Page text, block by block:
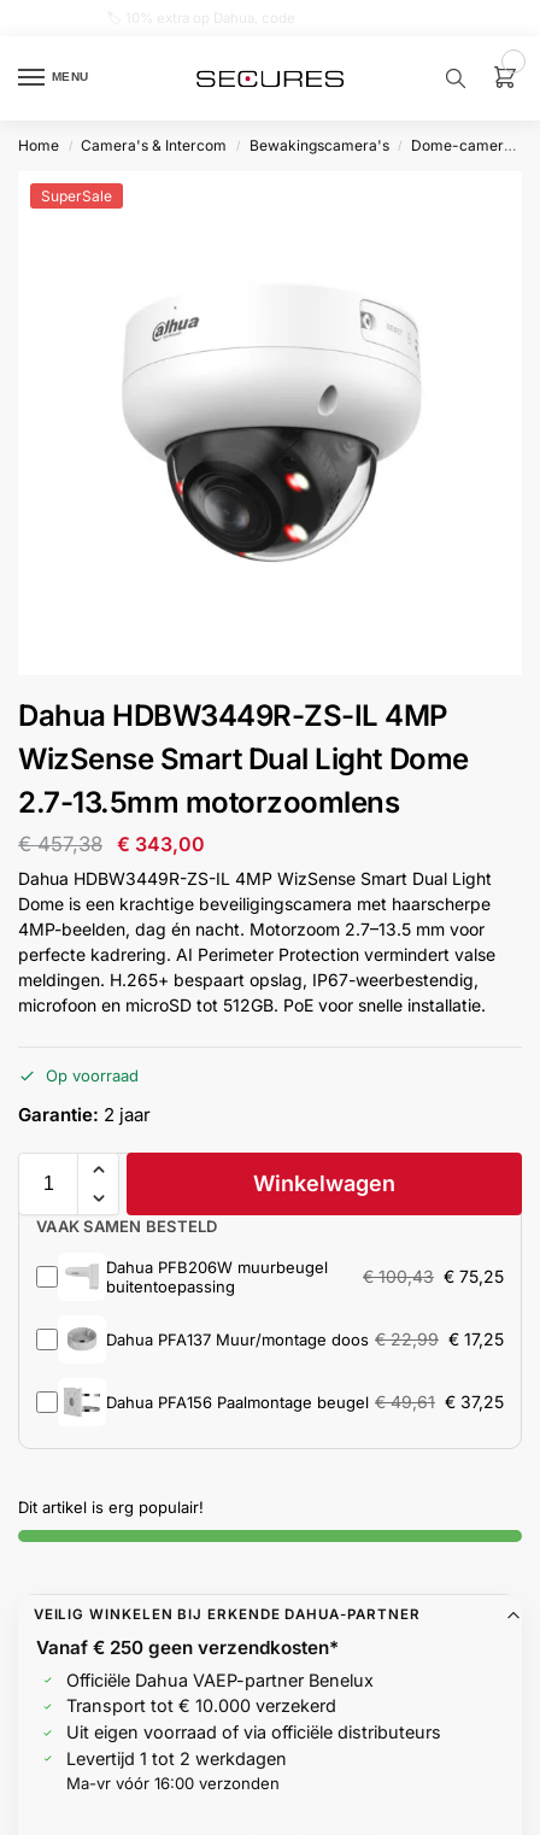
MENU
product…
samenstellen
&
Intercom
Branddetectie
Inbraakbeveiliging
Merken
Help &
service
Home / Camera's & Intercom / Bewakingscamera's / Dome-camera’s
SuperSale
Dahua HDBW3449R-ZS-IL 4MP
WizSense Smart Dual Light Dome
2.7-13.5mm motorzoomlens
€457,38 € 343,00
Dahua HDBW3449R-ZS-IL 4MP WizSense Smart Dual Light
Dome is een krachtige beveiligingscamera met haarscherpe
4MP-beelden, dag én nacht. Motorzoom 2.7–13.5 mm voor
perfecte kadrering. AI Perimeter Protection vermindert valse
meldingen. H.265+ bespaart opslag, IP67-weerbestendig,
microfoon en microSD tot 512GB. PoE voor snelle installatie.
Op voorraad
Garantie: 2 jaar
Winkelwagen
VAAK SAMEN BESTELD
Dahua PFB206W muurbeugel
buitentoepassing
€100,43 € 75,25
Dahua PFA137 Muur/montage doos €22,99 € 17,25
Dahua PFA156 Paalmontage beugel €49,61 € 37,25
Dit artikel is erg populair!
VEILIG WINKELEN BIJ ERKENDE DAHUA-PARTNER
Vanaf € 250 geenverzendkosten*
Officiële Dahua VAEP-partner Benelux
Transport tot € 10.000 verzekerd
Uit eigen voorraad of via officiële distributeurs
Levertijd 1 tot 2 werkdagen
Ma-vr vóór 16:00 verzonden